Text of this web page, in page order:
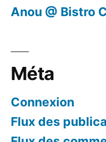
Anou @ Bistro
Méta
Connexion
Flux des